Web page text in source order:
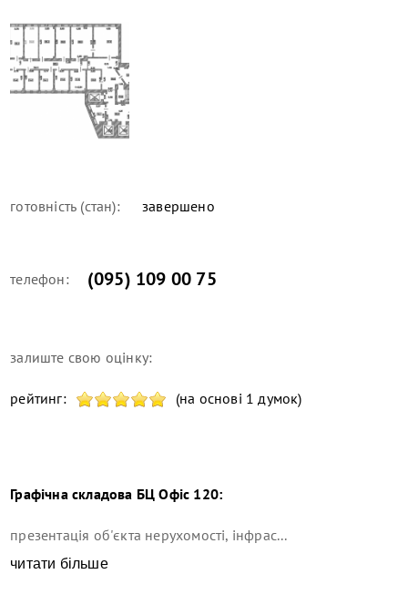
готовність (стан): завершено
телефон: (095) 109 00 75
залиште свою оцінку:
рейтинг: (на основі 1 думок)
Графічна складова БЦ Офіс 120:
презентація об'єкта нерухомості, інфрас...
читати більше